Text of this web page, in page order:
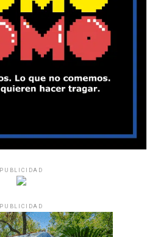
PUBLICIDAD
PUBLICIDAD